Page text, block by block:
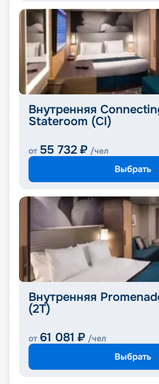
Внутренняя
Stateroom (CI)
от 55 732 ₽ /чел
Выбрать
Внутренняя
(2T)
от 61 081 ₽ /чел
Выбрать